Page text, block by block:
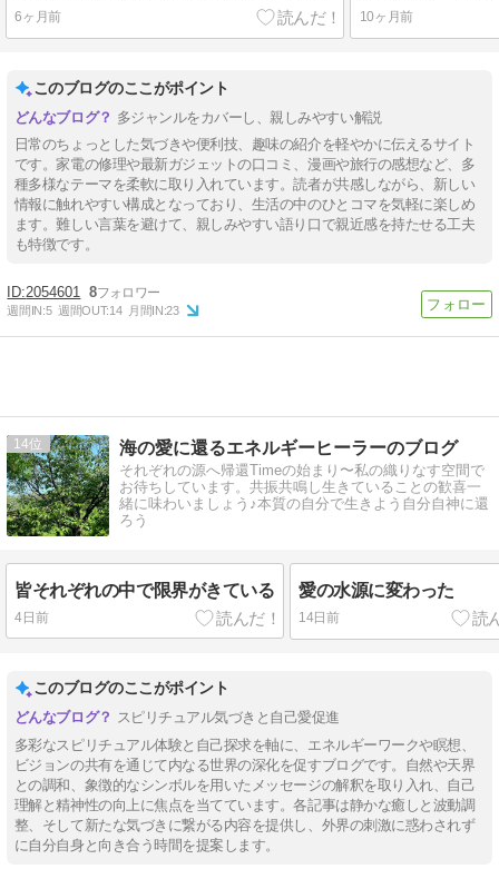
6ヶ月前 10ヶ月前
このブログのここがポイント
多ジャンルをカバーし、親しみやすい解説
日常のちょっとした気づきや便利技、趣味の紹介を軽やかに伝えるサイト
です。家電の修理や最新ガジェットの口コミ、漫画や旅行の感想など、多
種多様なテーマを柔軟に取り入れています。読者が共感しながら、新しい
情報に触れやすい構成となっており、生活の中のひとコマを気軽に楽しめ
ます。難しい言葉を避けて、親しみやすい語り口で親近感を持たせる工夫
も特徴です。
2054601 8
週間IN:5 週間OUT:14 月間IN:23
14 海の愛に還るエネルギーヒーラーのブログ
それぞれの源へ帰還Timeの始まり〜私の織りなす空間で
お待ちしています。共振共鳴し生きていることの歓喜一
緒に味わいましょう♪本質の自分で生きよう自分自神に還
ろう
皆それぞれの中で限界がきている
4日前
愛の水源に変わった
14日前
このブログのここがポイント
スピリチュアル気づきと自己愛促進
多彩なスピリチュアル体験と自己探求を軸に、エネルギーワークや瞑想、
ビジョンの共有を通じて内なる世界の深化を促すブログです。自然や天界
との調和、象徴的なシンボルを用いたメッセージの解釈を取り入れ、自己
理解と精神性の向上に焦点を当てています。各記事は静かな癒しと波動調
整、そして新たな気づきに繋がる内容を提供し、外界の刺激に惑わされず
に自分自身と向き合う時間を提案します。